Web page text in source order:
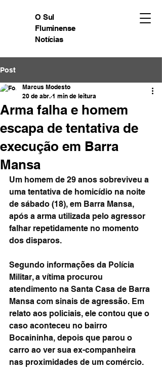
O Sul
Fluminense
Notícias
Post
Arma falha e homem
escapa de tentativa de
execução em Barra
Mansa
Marcus Modesto
20 de abr. 1 min de leitura
Um homem de 29 anos sobreviveu a
uma tentativa de homicídio na noite
de sábado (18), em Barra Mansa,
após a arma utilizada pelo agressor
falhar repetidamente no momento
dos disparos.
Segundo informações da Polícia
Militar, a vítima procurou
atendimento na Santa Casa de Barra
Mansa com sinais de agressão. Em
relato aos policiais, ele contou que o
caso aconteceu no bairro
Bocaininha, depois que parou o
carro ao ver sua ex-companheira
nas proximidades de um comércio.